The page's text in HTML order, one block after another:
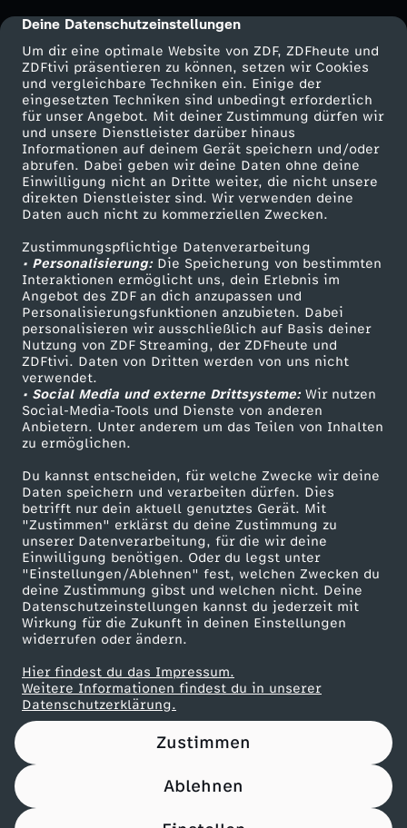
cmp-dialog-description
Deine Datenschutzeinstellungen
Um dir eine optimale Website von ZDF, ZDFheute und
ZDFtivi präsentieren zu können, setzen wir Cookies
und vergleichbare Techniken ein. Einige der
eingesetzten Techniken sind unbedingt erforderlich
für unser Angebot. Mit deiner Zustimmung dürfen wir
und unsere Dienstleister darüber hinaus
Informationen auf deinem Gerät speichern und/oder
abrufen. Dabei geben wir deine Daten ohne deine
Einwilligung nicht an Dritte weiter, die nicht unsere
direkten Dienstleister sind. Wir verwenden deine
Daten auch nicht zu kommerziellen Zwecken.
Zustimmungspflichtige Datenverarbeitung
• Personalisierung:Die Speicherung von bestimmten
Interaktionen ermöglicht uns, dein Erlebnis im
Angebot des ZDF an dich anzupassen und
Personalisierungsfunktionen anzubieten. Dabei
personalisieren wir ausschließlich auf Basis deiner
Nutzung von ZDF Streaming, der ZDFheute und
ZDFtivi. Daten von Dritten werden von uns nicht
verwendet.
• Social Media und externe Drittsysteme:Wir nutzen
Social-Media-Tools und Dienste von anderen
Anbietern. Unter anderem um das Teilen von Inhalten
zu ermöglichen.
Du kannst entscheiden, für welche Zwecke wir deine
Daten speichern und verarbeiten dürfen. Dies
betrifft nur dein aktuell genutztes Gerät. Mit
"Zustimmen" erklärst du deine Zustimmung zu
unserer Datenverarbeitung, für die wir deine
Einwilligung benötigen. Oder du legst unter
"Einstellungen/Ablehnen" fest, welchen Zwecken du
deine Zustimmung gibst und welchen nicht. Deine
Datenschutzeinstellungen kannst du jederzeit mit
Wirkung für die Zukunft in deinen Einstellungen
widerrufen oder ändern.
Hier findest du das Impressum.
Weitere Informationen findest du in unserer
Datenschutzerklärung.
Zustimmen
Ablehnen
Mehr ZDF
ZDF-Apps
Smart TV
ZDFtext
Livestreams
Sendungen A-Z
TV-Programm
Service
ZDFmitreden
Kontakt zum ZDF
Tickets
Zuschauerservice
Hilfe
ZDF Unternehmen
Karriere
ZDF goes Schule
Werbefernsehen
Mainzelmännchen
Partner
Nutzungsbedingungen
Impressum